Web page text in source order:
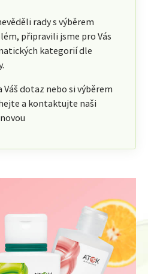
rady s výběrem
připravili jsme pro Vás
kategorií dle
dotaz nebo si výběrem
a kontaktujte naši